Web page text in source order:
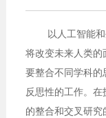
以人工智能和生
将改变未来人类的
要整合不同学科的
反思性的工作。
的整合和交叉研